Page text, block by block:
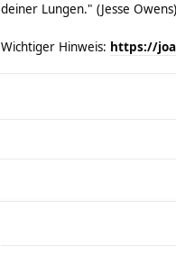
deiner Lungen." (Jesse Owens)
Wichtiger Hinweis: https://